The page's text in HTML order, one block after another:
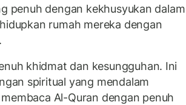
penuh dengan kekhusyukan dalam
rumah mereka dengan
khidmat dan kesungguhan. Ini
spiritual yang mendalam
Al-Quran dengan penuh